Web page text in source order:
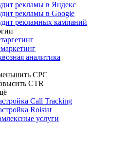
рекламы в Яндекс
рекламы в Google
рекламных кампаний
аналитика
CPC
CTR
Call Tracking
Roistat
услуги